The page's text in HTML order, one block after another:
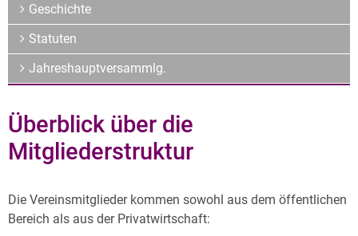
Geschichte
Statuten
Jahreshauptversammlg.
Überblick über die
Mitgliederstruktur
Die Vereinsmitglieder kommen sowohl aus dem öffentlichen
Bereich als aus der Privatwirtschaft: